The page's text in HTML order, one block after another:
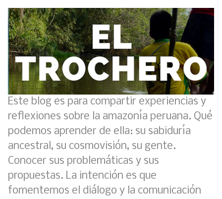
Este blog es para compartir experiencias y
reflexiones sobre la amazonía peruana. Qué
podemos aprender de ella: su sabiduría
ancestral, su cosmovisión, su gente.
Conocer sus problemáticas y sus
propuestas. La intención es que
fomentemos el diálogo y la comunicación